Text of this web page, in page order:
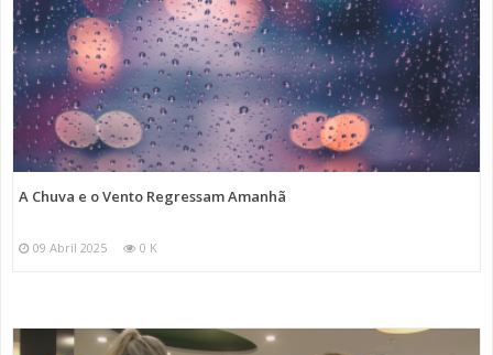
A Chuva e o Vento Regressam Amanhã
09 Abril 2025 0 K